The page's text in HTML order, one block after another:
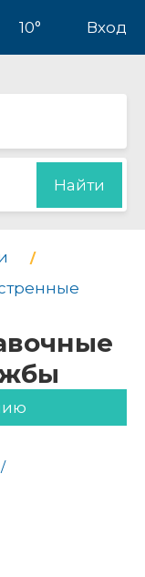
10° Вход
Найти